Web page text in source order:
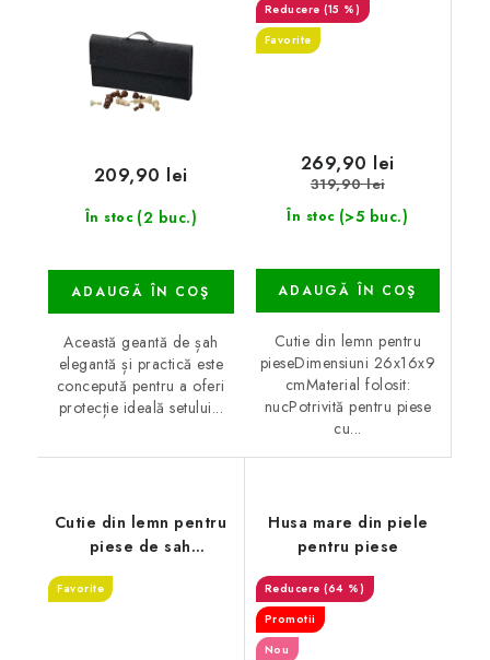
În stoc (2 buc.)
209,90 lei
ADAUGĂ ÎN COŞ
Această geantă de șah
elegantă și practică este
concepută pentru a oferi
protecție ideală setului...
(15 %)
Favorite
În stoc (>5 buc.)
269,90 lei
319,90 lei
ADAUGĂ ÎN COŞ
Cutie din lemn pentru
pieseDimensiuni 26x16x9
cmMaterial folosit:
nucPotrivită pentru piese
cu...
Cutie din lemn pentru
piese de sah
reprezentant
Favorite
Husa mare din piele
pentru piese
(64 %)
Promotii
Nou